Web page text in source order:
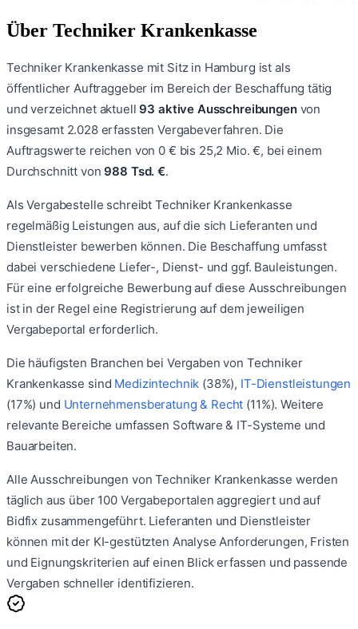
Über Techniker Krankenkasse
Techniker Krankenkasse mit Sitz in Hamburg ist als
öffentlicher Auftraggeber im Bereich der Beschaffung tätig
und verzeichnet aktuell 93 aktive Ausschreibungen von
insgesamt 2.028erfassten Vergabeverfahren. Die
Auftragswerte reichen von 0 € bis 25,2 Mio. €, bei einem
Durchschnitt von988 Tsd. €.
Als Vergabestelle schreibt Techniker Krankenkasse
regelmäßig Leistungen aus, auf die sich Lieferanten und
Dienstleister bewerben können. Die Beschaffung umfasst
dabei verschiedene Liefer-, Dienst- und ggf. Bauleistungen.
Für eine erfolgreiche Bewerbung auf diese Ausschreibungen
ist in der Regel eine Registrierung auf dem jeweiligen
Vergabeportal erforderlich.
Die häufigsten Branchen bei Vergaben von Techniker
Krankenkasse sind Medizintechnik (38%), IT-Dienstleistungen
(17%) und Unternehmensberatung & Recht (11%). Weitere
relevante Bereiche umfassen Software & IT-Systeme und
Bauarbeiten.
Alle Ausschreibungen vonTechniker Krankenkasse werden
täglich aus über 100 Vergabeportalen aggregiert und auf
Bidfix zusammengeführt. Lieferanten und Dienstleister
können mit der KI-gestützten Analyse Anforderungen, Fristen
und Eignungskriterien auf einen Blick erfassen und passende
Vergaben schneller identifizieren.